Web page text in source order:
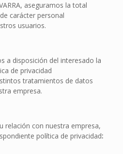
aseguramos la total
carácter personal
usuarios.
a disposición del interesado la
de privacidad
tratamientos de datos
empresa.
relación con nuestra empresa,
política de privacidad: